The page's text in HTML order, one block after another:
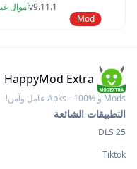
Mod
v9.11.1أموال
HappyMod Extra
Mods و Apks - 100% عامل وآمن!
التطبيقات الشائعة
DLS 25
Tiktok